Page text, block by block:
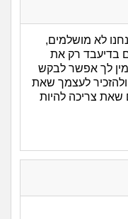
לא מושלמים,
בדיעבד רק את
לך אפשר לבקש
לעצמך שאת
צריכה להיות